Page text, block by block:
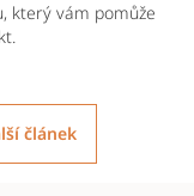
který vám pomůže
článek